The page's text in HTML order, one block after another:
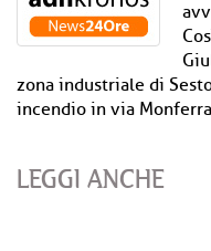
zona industriale di
incendio in via
LEGGI ANCHE